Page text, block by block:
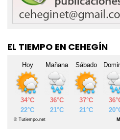
EL TIEMPO EN CEHEGÍN